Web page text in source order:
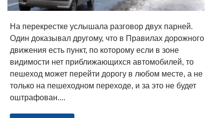
На перекрестке услышала разговор двух парней.
Один доказывал другому, что в Правилах дорожного
движения есть пункт, по которому если в зоне
видимости нет приближающихся автомобилей, то
пешеход может перейти дорогу в любом месте, а не
только на пешеходном переходе, и за это не будет
оштрафован....